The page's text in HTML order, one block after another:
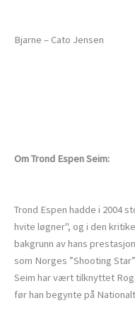
Bjarne – Cato Jensen
Om Trond Espen Seim:
Trond Espen hadde i 2004
hvite løgner", og i den
bakgrunn av hans
som Norges ”Shooting
Seim har vært tilknyttet
før han begynte på